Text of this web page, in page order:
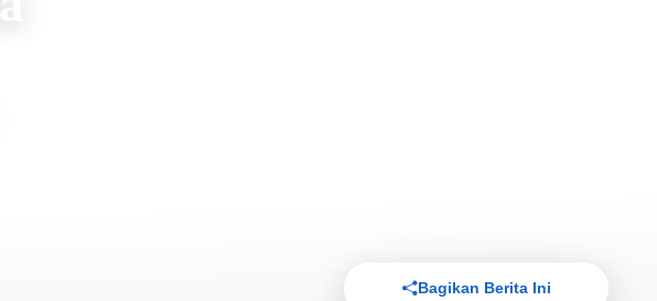
Bagikan Berita Ini